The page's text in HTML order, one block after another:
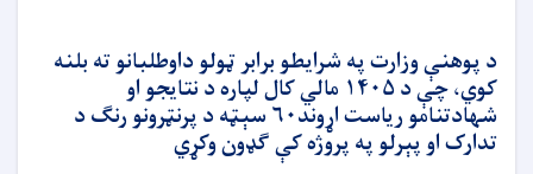
د پوهنې وزارت په شرایطو برابر ټولو داوطلبانو ته بلنه
کوي، چې د ۱۴۰۵ مالي کال لپاره د نتایجو او
شهادتنامو ریاست اړوند۶۰ سېټه د پرنټرونو رنګ د
تدارک او پېرلو په پروژه کې ګډون وکړي